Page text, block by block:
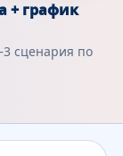
+ график
сценария по